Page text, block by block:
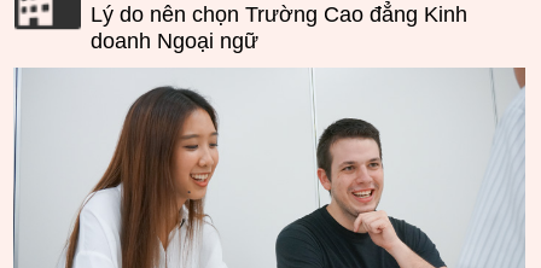
Lý do nên chọn Trường Cao đẳng Kinh
doanh Ngoại ngữ